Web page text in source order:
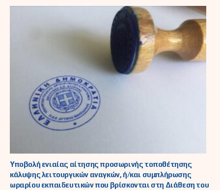
Υποβολή ενιαίας αίτησης προσωρινής τοποθέτησης
κάλυψης λειτουργικών αναγκών, ή/και συμπλήρωσης
ωραρίου εκπαιδευτικών που βρίσκονται στη Διάθεση του